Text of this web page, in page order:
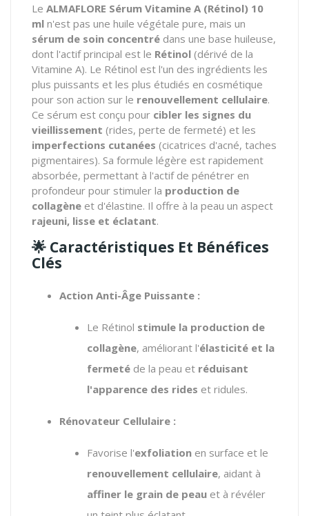
Le ALMAFLORE Sérum Vitamine A (Rétinol) 10
ml n'est pas une huile végétale pure, mais un
sérum de soin concentré dans une base huileuse,
dont l'actif principal est le Rétinol (dérivé de la
Vitamine A). Le Rétinol est l'un des ingrédients les
plus puissants et les plus étudiés en cosmétique
pour son action sur le renouvellement cellulaire.
Ce sérum est conçu pour cibler les signes du
vieillissement (rides, perte de fermeté) et les
imperfections cutanées (cicatrices d'acné, taches
pigmentaires). Sa formule légère est rapidement
absorbée, permettant à l'actif de pénétrer en
profondeur pour stimuler la production de
collagène et d'élastine. Il offre à la peau un aspect
rajeuni, lisse et éclatant.
🌟 Caractéristiques Et Bénéfices
Clés
Action Anti-Âge Puissante :
Le Rétinol stimule la production de
collagène, améliorant l'élasticité et la
fermeté de la peau et réduisant
l'apparence des rides et ridules.
Rénovateur Cellulaire :
Favorise l'exfoliation en surface et le
renouvellement cellulaire, aidant à
affiner le grain de peau et à révéler